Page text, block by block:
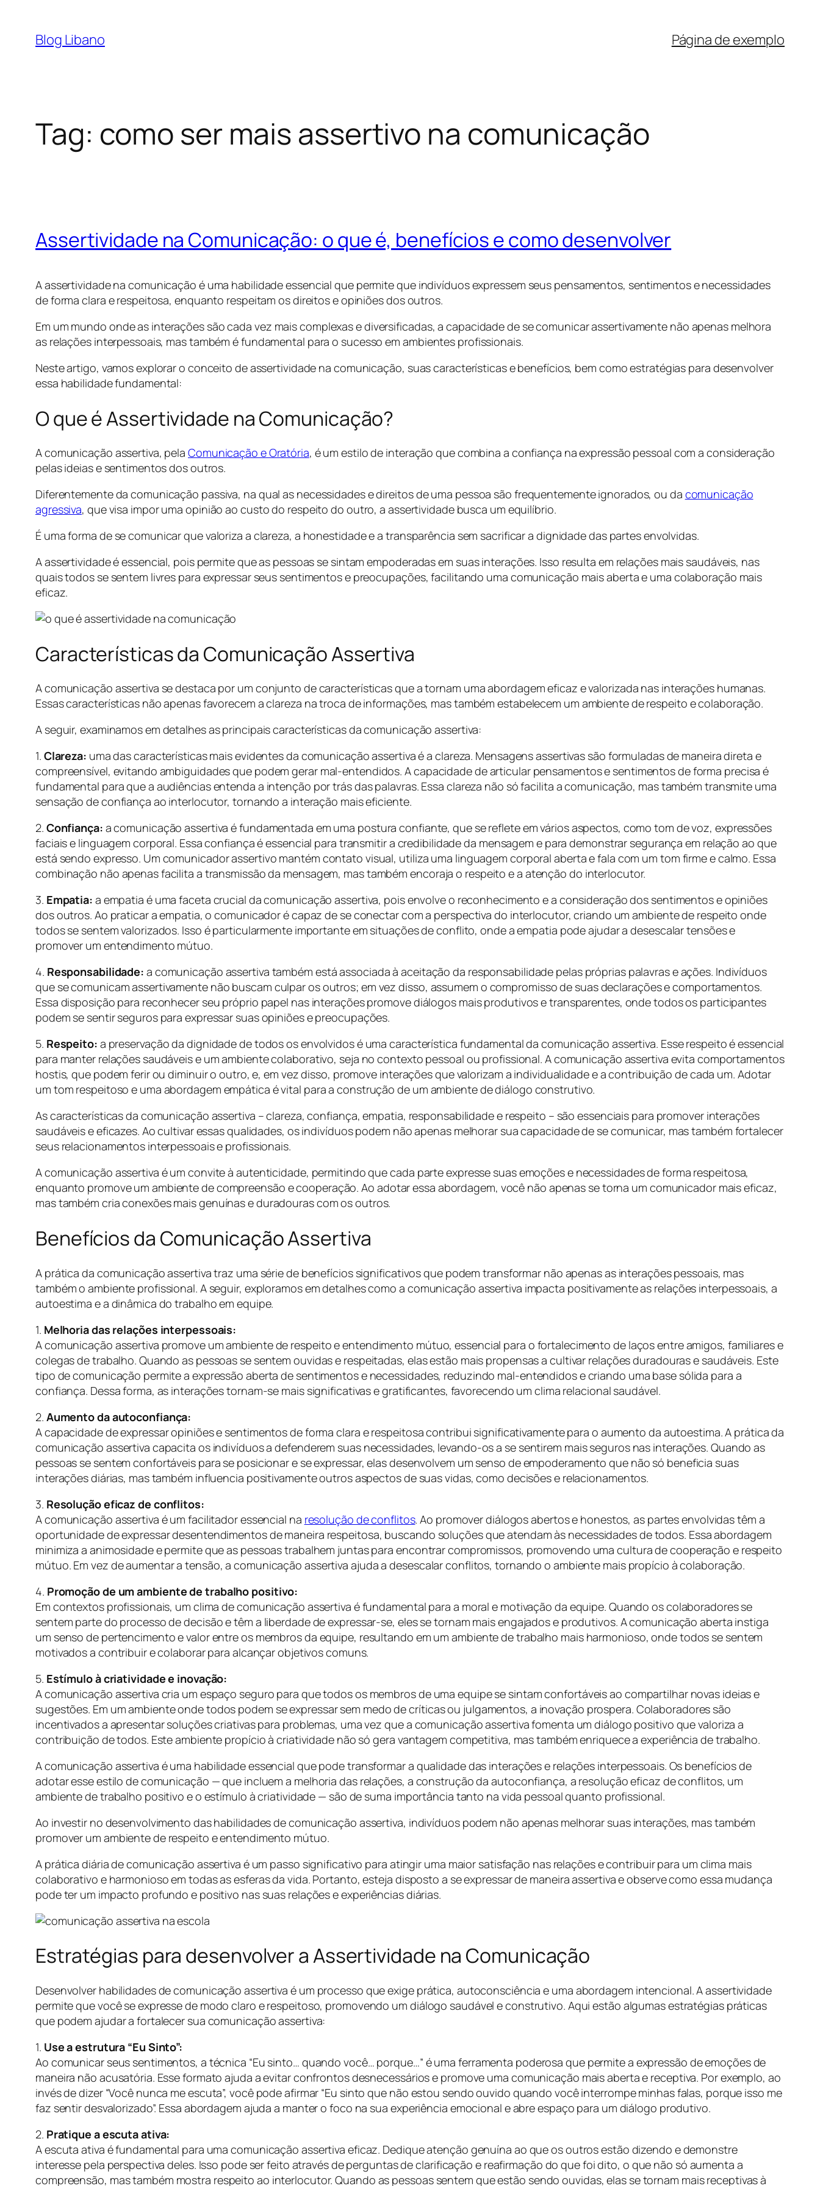
Blog Libano Página de exemplo
Tag: como ser mais assertivo na comunicação
Assertividade na Comunicação: o que é, benefícios e como desenvolver
A assertividade na comunicação é uma habilidade essencial que permite que indivíduos expressem seus pensamentos, sentimentos e necessidades
de forma clara e respeitosa, enquanto respeitam os direitos e opiniões dos outros.
Em um mundo onde as interações são cada vez mais complexas e diversificadas, a capacidade de se comunicar assertivamente não apenas melhora
as relações interpessoais, mas também é fundamental para o sucesso em ambientes profissionais.
Neste artigo, vamos explorar o conceito de assertividade na comunicação, suas características e benefícios, bem como estratégias para desenvolver
essa habilidade fundamental:
O que é Assertividade na Comunicação?
A comunicação assertiva, pela Comunicação e Oratória, é um estilo de interação que combina a confiança na expressão pessoal com a consideração
pelas ideias e sentimentos dos outros.
Diferentemente da comunicação passiva, na qual as necessidades e direitos de uma pessoa são frequentemente ignorados, ou da comunicação
agressiva, que visa impor uma opinião ao custo do respeito do outro, a assertividade busca um equilíbrio.
É uma forma de se comunicar que valoriza a clareza, a honestidade e a transparência sem sacrificar a dignidade das partes envolvidas.
A assertividade é essencial, pois permite que as pessoas se sintam empoderadas em suas interações. Isso resulta em relações mais saudáveis, nas
quais todos se sentem livres para expressar seus sentimentos e preocupações, facilitando uma comunicação mais aberta e uma colaboração mais
eficaz.
Características da Comunicação Assertiva
A comunicação assertiva se destaca por um conjunto de características que a tornam uma abordagem eficaz e valorizada nas interações humanas.
Essas características não apenas favorecem a clareza na troca de informações, mas também estabelecem um ambiente de respeito e colaboração.
A seguir, examinamos em detalhes as principais características da comunicação assertiva:
1. Clareza: uma das características mais evidentes da comunicação assertiva é a clareza. Mensagens assertivas são formuladas de maneira direta e
compreensível, evitando ambiguidades que podem gerar mal-entendidos. A capacidade de articular pensamentos e sentimentos de forma precisa é
fundamental para que a audiências entenda a intenção por trás das palavras. Essa clareza não só facilita a comunicação, mas também transmite uma
sensação de confiança ao interlocutor, tornando a interação mais eficiente.
2. Confiança: a comunicação assertiva é fundamentada em uma postura confiante, que se reflete em vários aspectos, como tom de voz, expressões
faciais e linguagem corporal. Essa confiança é essencial para transmitir a credibilidade da mensagem e para demonstrar segurança em relação ao que
está sendo expresso. Um comunicador assertivo mantém contato visual, utiliza uma linguagem corporal aberta e fala com um tom firme e calmo. Essa
combinação não apenas facilita a transmissão da mensagem, mas também encoraja o respeito e a atenção do interlocutor.
3. Empatia: a empatia é uma faceta crucial da comunicação assertiva, pois envolve o reconhecimento e a consideração dos sentimentos e opiniões
dos outros. Ao praticar a empatia, o comunicador é capaz de se conectar com a perspectiva do interlocutor, criando um ambiente de respeito onde
todos se sentem valorizados. Isso é particularmente importante em situações de conflito, onde a empatia pode ajudar a desescalar tensões e
promover um entendimento mútuo.
4. Responsabilidade: a comunicação assertiva também está associada à aceitação da responsabilidade pelas próprias palavras e ações. Indivíduos
que se comunicam assertivamente não buscam culpar os outros; em vez disso, assumem o compromisso de suas declarações e comportamentos.
Essa disposição para reconhecer seu próprio papel nas interações promove diálogos mais produtivos e transparentes, onde todos os participantes
podem se sentir seguros para expressar suas opiniões e preocupações.
5. Respeito: a preservação da dignidade de todos os envolvidos é uma característica fundamental da comunicação assertiva. Esse respeito é essencial
para manter relações saudáveis e um ambiente colaborativo, seja no contexto pessoal ou profissional. A comunicação assertiva evita comportamentos
hostis, que podem ferir ou diminuir o outro, e, em vez disso, promove interações que valorizam a individualidade e a contribuição de cada um. Adotar
um tom respeitoso e uma abordagem empática é vital para a construção de um ambiente de diálogo construtivo.
As características da comunicação assertiva – clareza, confiança, empatia, responsabilidade e respeito – são essenciais para promover interações
saudáveis e eficazes. Ao cultivar essas qualidades, os indivíduos podem não apenas melhorar sua capacidade de se comunicar, mas também fortalecer
seus relacionamentos interpessoais e profissionais.
A comunicação assertiva é um convite à autenticidade, permitindo que cada parte expresse suas emoções e necessidades de forma respeitosa,
enquanto promove um ambiente de compreensão e cooperação. Ao adotar essa abordagem, você não apenas se torna um comunicador mais eficaz,
mas também cria conexões mais genuínas e duradouras com os outros.
Benefícios da Comunicação Assertiva
A prática da comunicação assertiva traz uma série de benefícios significativos que podem transformar não apenas as interações pessoais, mas
também o ambiente profissional. A seguir, exploramos em detalhes como a comunicação assertiva impacta positivamente as relações interpessoais, a
autoestima e a dinâmica do trabalho em equipe.
1. Melhoria das relações interpessoais:
A comunicação assertiva promove um ambiente de respeito e entendimento mútuo, essencial para o fortalecimento de laços entre amigos, familiares e
colegas de trabalho. Quando as pessoas se sentem ouvidas e respeitadas, elas estão mais propensas a cultivar relações duradouras e saudáveis. Este
tipo de comunicação permite a expressão aberta de sentimentos e necessidades, reduzindo mal-entendidos e criando uma base sólida para a
confiança. Dessa forma, as interações tornam-se mais significativas e gratificantes, favorecendo um clima relacional saudável.
2. Aumento da autoconfiança:
A capacidade de expressar opiniões e sentimentos de forma clara e respeitosa contribui significativamente para o aumento da autoestima. A prática da
comunicação assertiva capacita os indivíduos a defenderem suas necessidades, levando-os a se sentirem mais seguros nas interações. Quando as
pessoas se sentem confortáveis para se posicionar e se expressar, elas desenvolvem um senso de empoderamento que não só beneficia suas
interações diárias, mas também influencia positivamente outros aspectos de suas vidas, como decisões e relacionamentos.
3. Resolução eficaz de conflitos:
A comunicação assertiva é um facilitador essencial na resolução de conflitos. Ao promover diálogos abertos e honestos, as partes envolvidas têm a
oportunidade de expressar desentendimentos de maneira respeitosa, buscando soluções que atendam às necessidades de todos. Essa abordagem
minimiza a animosidade e permite que as pessoas trabalhem juntas para encontrar compromissos, promovendo uma cultura de cooperação e respeito
mútuo. Em vez de aumentar a tensão, a comunicação assertiva ajuda a desescalar conflitos, tornando o ambiente mais propício à colaboração.
4. Promoção de um ambiente de trabalho positivo:
Em contextos profissionais, um clima de comunicação assertiva é fundamental para a moral e motivação da equipe. Quando os colaboradores se
sentem parte do processo de decisão e têm a liberdade de expressar-se, eles se tornam mais engajados e produtivos. A comunicação aberta instiga
um senso de pertencimento e valor entre os membros da equipe, resultando em um ambiente de trabalho mais harmonioso, onde todos se sentem
motivados a contribuir e colaborar para alcançar objetivos comuns.
5. Estímulo à criatividade e inovação:
A comunicação assertiva cria um espaço seguro para que todos os membros de uma equipe se sintam confortáveis ao compartilhar novas ideias e
sugestões. Em um ambiente onde todos podem se expressar sem medo de críticas ou julgamentos, a inovação prospera. Colaboradores são
incentivados a apresentar soluções criativas para problemas, uma vez que a comunicação assertiva fomenta um diálogo positivo que valoriza a
contribuição de todos. Este ambiente propício à criatividade não só gera vantagem competitiva, mas também enriquece a experiência de trabalho.
A comunicação assertiva é uma habilidade essencial que pode transformar a qualidade das interações e relações interpessoais. Os benefícios de
adotar esse estilo de comunicação — que incluem a melhoria das relações, a construção da autoconfiança, a resolução eficaz de conflitos, um
ambiente de trabalho positivo e o estímulo à criatividade — são de suma importância tanto na vida pessoal quanto profissional.
Ao investir no desenvolvimento das habilidades de comunicação assertiva, indivíduos podem não apenas melhorar suas interações, mas também
promover um ambiente de respeito e entendimento mútuo.
A prática diária de comunicação assertiva é um passo significativo para atingir uma maior satisfação nas relações e contribuir para um clima mais
colaborativo e harmonioso em todas as esferas da vida. Portanto, esteja disposto a se expressar de maneira assertiva e observe como essa mudança
pode ter um impacto profundo e positivo nas suas relações e experiências diárias.
Estratégias para desenvolver a Assertividade na Comunicação
Desenvolver habilidades de comunicação assertiva é um processo que exige prática, autoconsciência e uma abordagem intencional. A assertividade
permite que você se expresse de modo claro e respeitoso, promovendo um diálogo saudável e construtivo. Aqui estão algumas estratégias práticas
que podem ajudar a fortalecer sua comunicação assertiva:
1. Use a estrutura “Eu Sinto”:
Ao comunicar seus sentimentos, a técnica “Eu sinto… quando você… porque…” é uma ferramenta poderosa que permite a expressão de emoções de
maneira não acusatória. Esse formato ajuda a evitar confrontos desnecessários e promove uma comunicação mais aberta e receptiva. Por exemplo, ao
invés de dizer “Você nunca me escuta”, você pode afirmar “Eu sinto que não estou sendo ouvido quando você interrompe minhas falas, porque isso me
faz sentir desvalorizado”. Essa abordagem ajuda a manter o foco na sua experiência emocional e abre espaço para um diálogo produtivo.
2. Pratique a escuta ativa:
A escuta ativa é fundamental para uma comunicação assertiva eficaz. Dedique atenção genuína ao que os outros estão dizendo e demonstre
interesse pela perspectiva deles. Isso pode ser feito através de perguntas de clarificação e reafirmação do que foi dito, o que não só aumenta a
compreensão, mas também mostra respeito ao interlocutor. Quando as pessoas sentem que estão sendo ouvidas, elas se tornam mais receptivas à